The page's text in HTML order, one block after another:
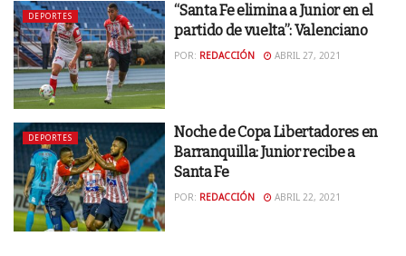
DEPORTES
“Santa Fe elimina a Junior en el
partido de vuelta”: Valenciano
POR: REDACCIÓN ABRIL 27, 2021
DEPORTES
Noche de Copa Libertadores en
Barranquilla: Junior recibe a
Santa Fe
POR: REDACCIÓN ABRIL 22, 2021